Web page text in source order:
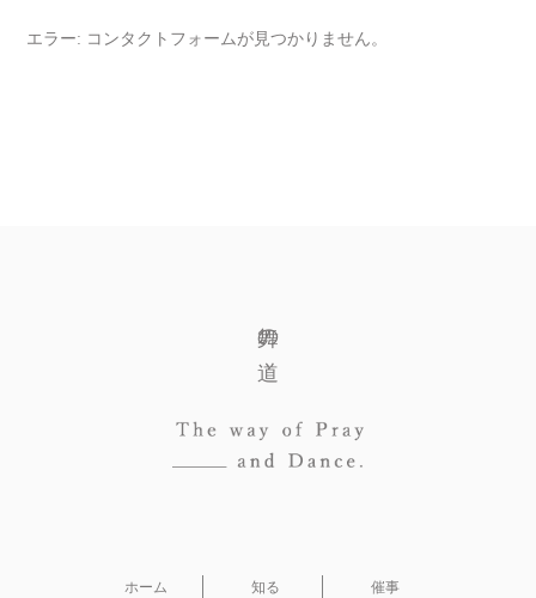
エラー: コンタクトフォームが見つかりません。
舞の道
ホーム 知る 催事